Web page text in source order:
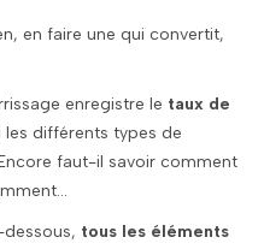
en faire une qui convertit,
enregistre le taux de
les différents types de
faut-il savoir comment
tous les éléments